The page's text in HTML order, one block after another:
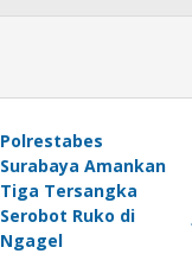
Polrestabes
Surabaya Amankan
Tiga Tersangka
Serobot Ruko di
Ngagel